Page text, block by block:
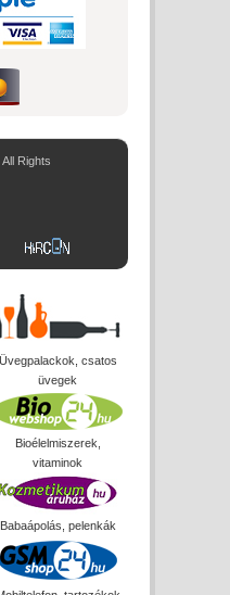
Rights
Üvegpalackok, csatos
üvegek
Bioélelmiszerek,
vitaminok
Babaápolás, pelenkák